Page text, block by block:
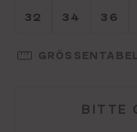
Größe
32 Größe
34 36
BITTE